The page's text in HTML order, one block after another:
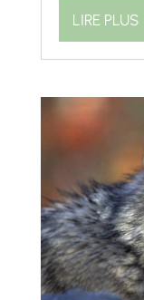
LIRE PLUS